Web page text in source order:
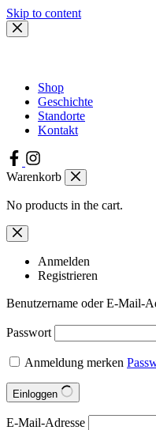
Skip to content
Shop
Geschichte
Standorte
Kontakt
Warenkorb
No products in the cart.
Anmelden
Registrieren
Benutzername oder E-Mail-
Passwort
Anmeldung merken
Einloggen
E-Mail-Adresse